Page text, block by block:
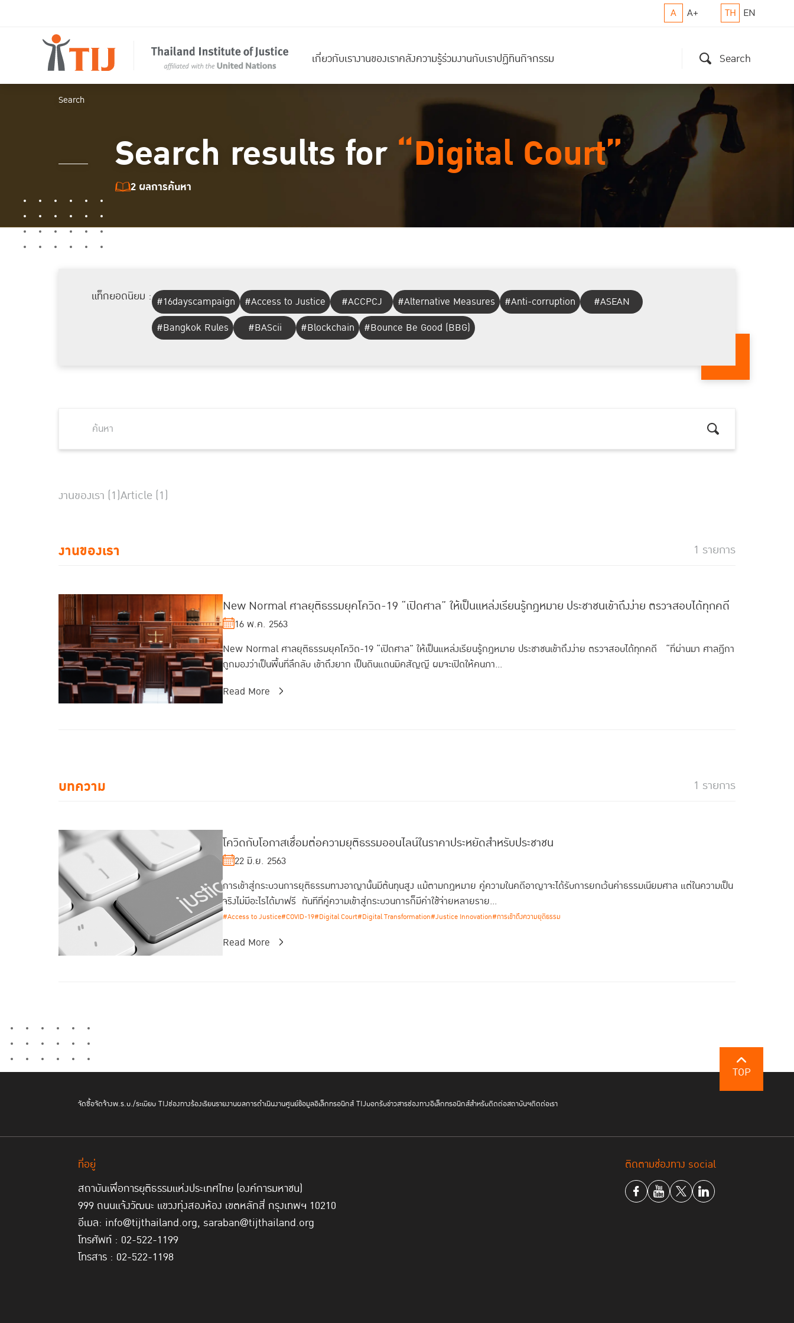
A A+ TH EN
เกี่ยวกับเรางานของเราคลังความรู้ร่วมงานกับเราปฏิทินกิจกรรม Search
Search
Search results for“Digital Court”
2 ผลการค้นหา
แท็กยอดนิยม : #16dayscampaign #Access to Justice #ACCPCJ #Alternative Measures #Anti-corruption
#ASEAN
#Bangkok Rules
#BAScii #Blockchain #Bounce Be Good (BBG)
งานของเรา (1)Article (1)
งานของเรา 1 รายการ
New Normal ศาลยุติธรรมยุคโควิด-19 “เปิดศาล” ให้เป็นแหล่งเรียนรู้กฎหมาย ประชาชนเข้าถึงง่าย ตรวจสอบได้ทุกคดี
16 พ.ค. 2563
New Normal ศาลยุติธรรมยุคโควิด-19 “เปิดศาล” ให้เป็นแหล่งเรียนรู้กฎหมาย ประชาชนเข้าถึงง่าย ตรวจสอบได้ทุกคดี “ที่ผ่านมา ศาลฎีกา
ถูกมองว่าเป็นพื้นที่ลึกลับ เข้าถึงยาก เป็นดินแดนมิคสัญญี ผมจะเปิดให้คนภา...
Read More
บทความ 1 รายการ
โควิดกับโอกาสเชื่อมต่อความยุติธรรมออนไลน์ในราคาประหยัดสำหรับประชาชน
22 มิ.ย. 2563
การเข้าสู่กระบวนการยุติธรรมทางอาญานั้นมีต้นทุนสูง แม้ตามกฎหมาย คู่ความในคดีอาญาจะได้รับการยกเว้นค่าธรรมเนียมศาล แต่ในความเป็น
จริงไม่มีอะไรได้มาฟรี ทันทีที่คู่ความเข้าสู่กระบวนการก็มีค่าใช้จ่ายหลายราย...
#Access to Justice#COVID-19#Digital Court#Digital Transformation#Justice Innovation#การเข้าถึงความยุติธรรม
Read More
TOP
จัดซื้อจัดจ้างพ.ร.บ./ระเบียบ TIJช่องทางร้องเรียนรายงานผลการดำเนินงานศูนย์ข้อมูลอิเล็กทรอนิกส์ TIJบอกรับข่าวสารช่องทางอิเล็กทรอนิกส์สำหรับติดต่อสถาบันฯติดต่อเรา
ที่อยู่
สถาบันเพื่อการยุติธรรมแห่งประเทศไทย (องค์การมหาชน)
999 ถนนแจ้งวัฒนะ แขวงทุ่งสองห้อง เขตหลักสี่ กรุงเทพฯ 10210
อีเมล: info@tijthailand.org, saraban@tijthailand.org
โทรศัพท์ : 02-522-1199
โทรสาร : 02-522-1198
ติดตามช่องทาง social